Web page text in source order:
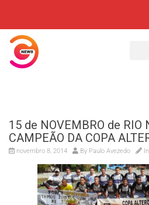
15 de NOVEMBRO de RIO
CAMPEÃO DA COPA
novembro 8, 2014 By Paulo Avezedo In